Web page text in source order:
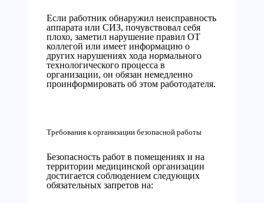
Если работник обнаружил неисправность
аппарата или СИЗ, почувствовал себя
плохо, заметил нарушение правил ОТ
коллегой или имеет информацию о
других нарушениях хода нормального
технологического процесса в
организации, он обязан немедленно
проинформировать об этом работодателя.
Требования к организации безопасной работы
Безопасность работ в помещениях и на
территории медицинской организации
достигается соблюдением следующих
обязательных запретов на: